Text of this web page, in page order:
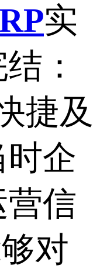
实
：
捷及
企
信
对